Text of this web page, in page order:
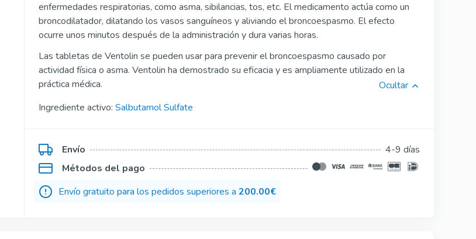
Kamagra Soft Tabs
Kamagra Gold
Kamagra Polo
Kamagra Fizz
Kamagra Oral Jelly
Apcalis SX Oral Jelly
Vidalista
Vigora
Silagra
Tadalis Sx
enfermedades respiratorias, como asma, sibilancias, tos, etc. El medicamento actúa como un
broncodilatador, dilatando los vasos sanguíneos y aliviando el broncoespasmo. El efecto
ocurre unos minutos después de la administración y dura varias horas.
Las tabletas de Ventolin se pueden usar para prevenir el broncoespasmo causado por
actividad física o asma. Ventolin ha demostrado su eficacia y es ampliamente utilizado en la
práctica médica.
Ocultar
Ingrediente activo: Salbutamol Sulfate
Envío
4-9 días
Métodos del pago
Envío gratuito para los pedidos superiores a 200.00€